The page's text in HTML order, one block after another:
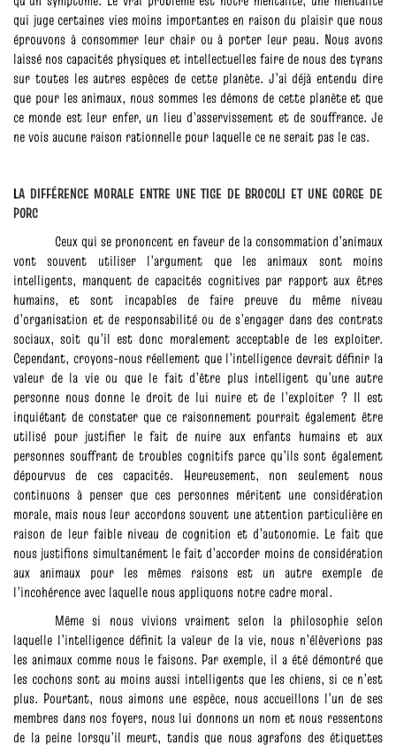
qui juge certaines vies moins importantes en raison du plaisir que nous
éprouvons à consommer leur chair ou à porter leur peau. Nous avons
laissé nos capacités physiques et intellectuelles faire de nous des tyrans
sur toutes les autres espèces de cette planète. J’ai déjà entendu dire
que pour les animaux, nous sommes les démons de cette planète et que
ce monde est leur enfer, un lieu d’asservissement et de souffrance. Je
ne vois aucune raison rationnelle pour laquelle ce ne serait pas le cas.
LA DIFFÉRENCE MORALE ENTRE UNE TIGE DE BROCOLI ET UNE GORGE DE
PORC
Ceux qui se prononcent en faveur de la consommation d’animaux
vont souvent utiliser l’argument que les animaux sont moins
intelligents, manquent de capacités cognitives par rapport aux êtres
humains, et sont incapables de faire preuve du même niveau
d’organisation et de responsabilité ou de s’engager dans des contrats
sociaux, soit qu’il est donc moralement acceptable de les exploiter.
Cependant, croyons-nous réellement que l’intelligence devrait définir la
valeur de la vie ou que le fait d’être plus intelligent qu’une autre
personne nous donne le droit de lui nuire et de l’exploiter ? Il est
inquiétant de constater que ce raisonnement pourrait également être
utilisé pour justifier le fait de nuire aux enfants humains et aux
personnes souffrant de troubles cognitifs parce qu’ils sont également
dépourvus de ces capacités. Heureusement, non seulement nous
continuons à penser que ces personnes méritent une considération
morale, mais nous leur accordons souvent une attention particulière en
raison de leur faible niveau de cognition et d’autonomie. Le fait que
nous justifions simultanément le fait d’accorder moins de considération
aux animaux pour les mêmes raisons est un autre exemple de
l’incohérence avec laquelle nous appliquons notre cadre moral.
Même si nous vivions vraiment selon la philosophie selon
laquelle l’intelligence définit la valeur de la vie, nous n’élèverions pas
les animaux comme nous le faisons. Par exemple, il a été démontré que
les cochons sont au moins aussi intelligents que les chiens, si ce n’est
plus. Pourtant, nous aimons une espèce, nous accueillons l’un de ses
membres dans nos foyers, nous lui donnons un nom et nous ressentons
de la peine lorsqu’il meurt, tandis que nous agrafons des étiquettes